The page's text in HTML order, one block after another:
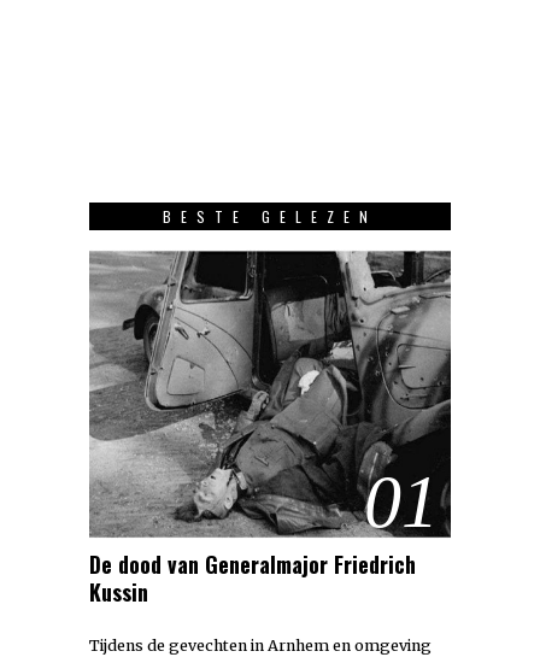
BESTE GELEZEN
01
De dood van Generalmajor Friedrich
Kussin
Tijdens de gevechten in Arnhem en omgeving